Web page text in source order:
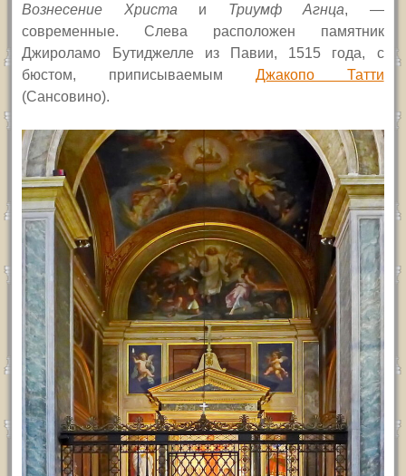
Вознесение Христа и Триумф Агнца, —
современные. Слева расположен памятник
Джироламо Бутиджелле из Павии, 1515 года, с
бюстом, приписываемым Джакопо Татти
(Сансовино).